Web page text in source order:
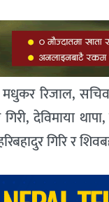
रिजाल,
देविमाया
गिरि र